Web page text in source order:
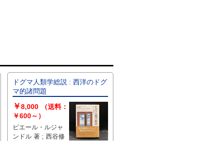
ドグマ人類学総説 : 西洋のドグ
マ的諸問題
￥8,000
（送料：
￥600～）
ピエール・ルジャ
ンドル 著 ; 西谷修